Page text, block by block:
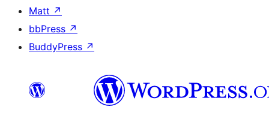
Matt ↗
bbPress ↗
BuddyPress ↗